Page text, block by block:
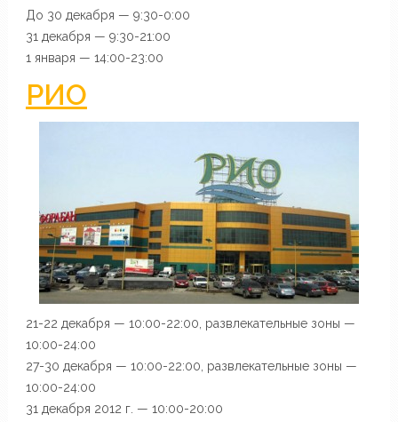
До 30 декабря — 9:30-0:00
31 декабря — 9:30-21:00
1 января — 14:00-23:00
РИО
21-22 декабря — 10:00-22:00, развлекательные зоны —
10:00-24:00
27-30 декабря — 10:00-22:00, развлекательные зоны —
10:00-24:00
31 декабря 2012 г. — 10:00-20:00